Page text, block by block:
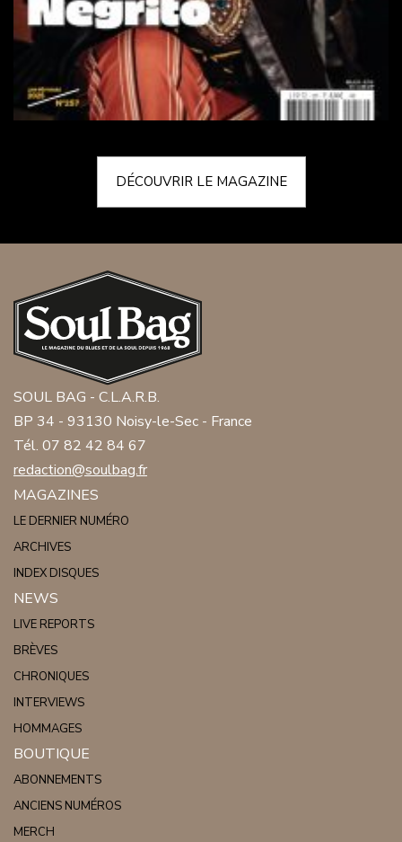
DÉCOUVRIR LE MAGAZINE
SOUL BAG - C.L.A.R.B.
BP 34 - 93130 Noisy-le-Sec - France
Tél. 07 82 42 84 67
redaction@soulbag.fr
MAGAZINES
LE DERNIER NUMÉRO
ARCHIVES
INDEX DISQUES
NEWS
LIVE REPORTS
BRÈVES
CHRONIQUES
INTERVIEWS
HOMMAGES
BOUTIQUE
ABONNEMENTS
ANCIENS NUMÉROS
MERCH